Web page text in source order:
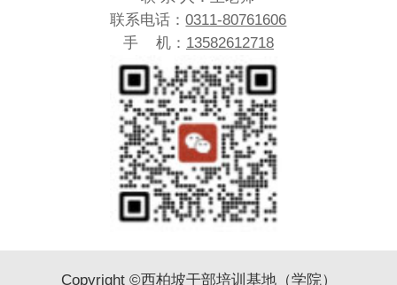
联系电话：0311-80761606
手 机： 13582612718
Copyright ©西柏坡干部培训基地（学院）